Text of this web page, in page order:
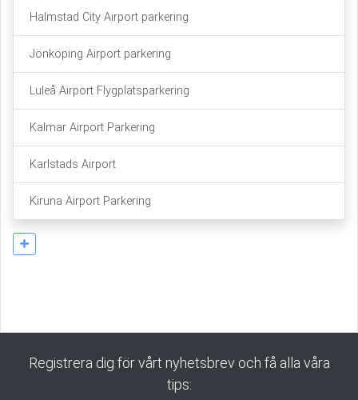
Halmstad City Airport parkering
Jönköping Airport parkering
Luleå Airport Flygplatsparkering
Kalmar Airport Parkering
Karlstads Airport
Kiruna Airport Parkering
Registrera dig för vårt nyhetsbrev och få alla våra
tips: